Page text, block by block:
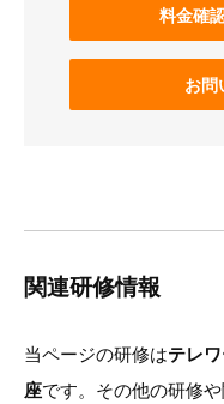
料金確
お問
関連研修情報
当ページの研修はテレ
座です。その他の研修